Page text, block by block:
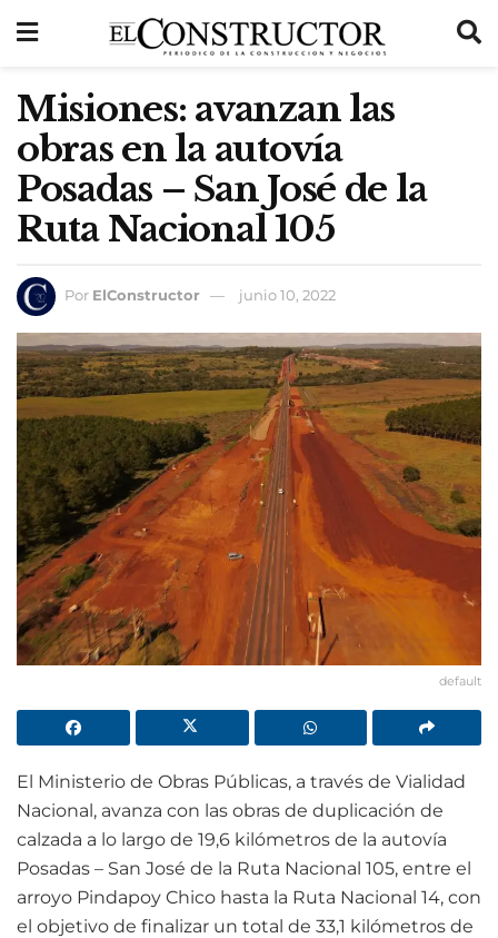
Misiones: avanzan las
obras en la autovía
Posadas – San José de la
Ruta Nacional 105
Por ElConstructor junio 10, 2022
default
El Ministerio de Obras Públicas, a través de Vialidad
Nacional, avanza con las obras de duplicación de
calzada a lo largo de 19,6 kilómetros de la autovía
Posadas – San José de la Ruta Nacional 105, entre el
arroyo Pindapoy Chico hasta la Ruta Nacional 14, con
el objetivo de finalizar un total de 33,1 kilómetros de